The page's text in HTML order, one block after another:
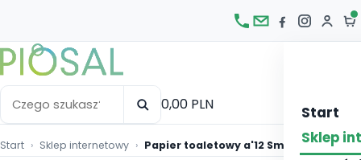
Start
Sklep
0,00 PLN
Start Sklep internetowy Papier toaletowy a'12 Smart T100